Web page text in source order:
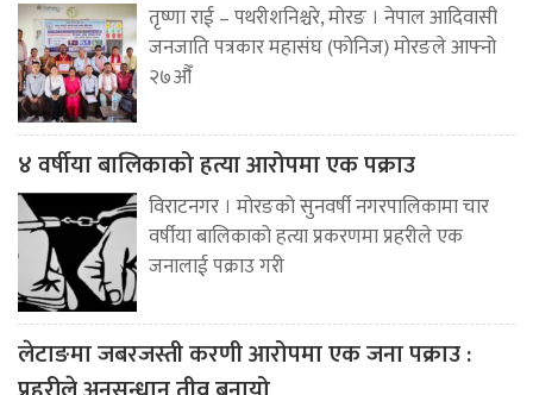
तृष्णा राई – पथरीशनिश्चरे, मोरङ । नेपाल आदिवासी
जनजाति पत्रकार महासंघ (फोनिज) मोरङले आफ्नो
२७औँ
४ वर्षीया बालिकाको हत्या आरोपमा एक पक्राउ
विराटनगर । मोरङको सुनवर्षी नगरपालिकामा चार
वर्षीया बालिकाको हत्या प्रकरणमा प्रहरीले एक
जनालाई पक्राउ गरी
लेटाङमा जबरजस्ती करणी आरोपमा एक जना पक्राउ :